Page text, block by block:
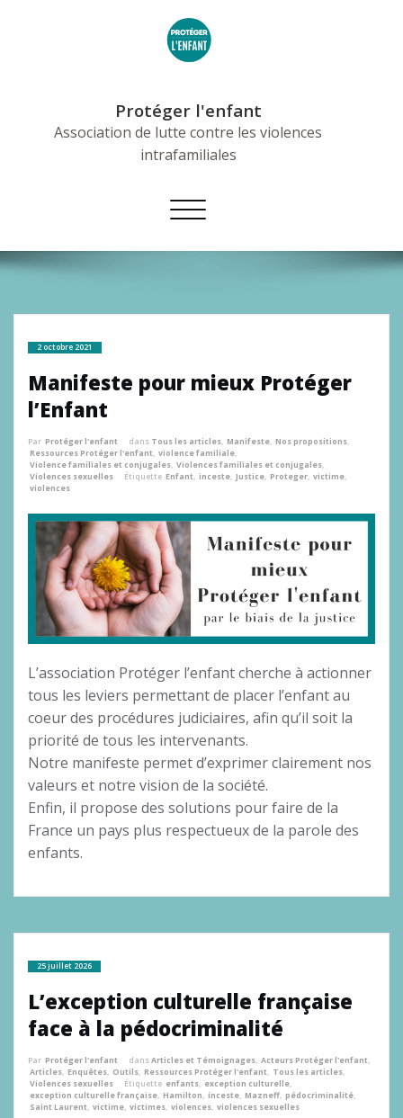
Protéger l'enfant
Association de lutte contre les violences
intrafamiliales
Afficher/masquer
la
2 octobre 2021
Manifeste pour mieux Protéger
l’Enfant
Par Protéger l'enfant dans Tous les articles, Manifeste, Nos propositions,
Ressources Protéger l'enfant, violence familiale,
Violence familiales et conjugales, Violences familiales et conjugales,
Violences sexuelles
Étiquette Enfant, inceste, Justice, Proteger, victime,
violences
L’association Protéger l’enfant cherche à actionner
tous les leviers permettant de placer l’enfant au
coeur des procédures judiciaires, afin qu’il soit la
priorité de tous les intervenants.
Notre manifeste permet d’exprimer clairement nos
valeurs et notre vision de la société.
Enfin, il propose des solutions pour faire de la
France un pays plus respectueux de la parole des
enfants.
25 juillet 2026
L’exception culturelle française
face à la pédocriminalité
Par Protéger l'enfant dansArticles et Témoignages, Acteurs Protéger l'enfant,
Articles, Enquêtes, Outils, Ressources Protéger l'enfant, Tous les articles,
Violences sexuelles
Étiquette enfants, exception culturelle,
exception culturelle française, Hamilton, inceste, Mazneff, pédocriminalité,
Saint Laurent, victime, victimes, violences, violences sexuelles